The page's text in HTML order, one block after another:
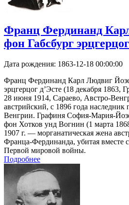
Франц Фердинанд
фон Габсбург
Дата рождения: 1863-12-18 00:00:00
Франц Фердинанд Карл Людвиг
эрцгерцог д’Эсте (18 декабря
28 июня 1914, Сараево, Австро-
австрийский, с 1896 года наследник
Венгрии. Графиня София-Мария-
фон Хотков унд Вогнин (1 марта
1907 г. — морганатическая жена
Франца-Фердинанда, убитая вместе
Первой мировой войны.
Подробнее